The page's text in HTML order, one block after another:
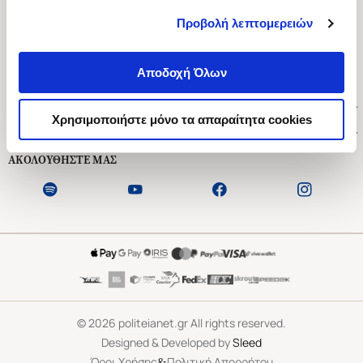
Προβολή λεπτομερειών
Αποδοχή Όλων
Χρησιμοποιήστε μόνο τα απαραίτητα cookies
Ασκληπιού 1-3, Αθήνα 106 79
Δευτέρα - Παρασκευή 09:00-21:00
Εξυπηρέτηση Πελατών
ΑΚΟΛΟΥΘΗΣΤΕ ΜΑΣ
©2026 politeianet.gr All rights reserved.
Designed & Developed bySleed